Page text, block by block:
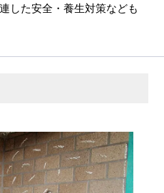
した安全・養生対策なども